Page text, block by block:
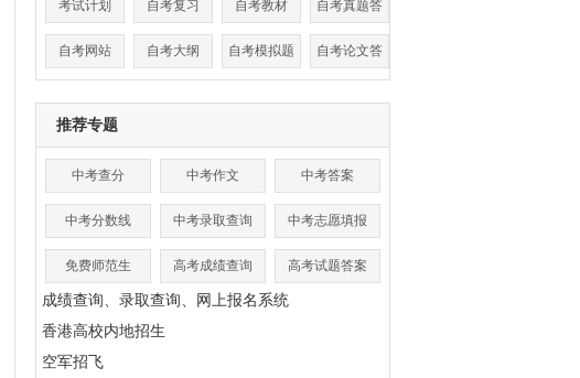
考试计划 自考复习 自考教材 自考真题答
案
自考网站
自考大纲 自考模拟题 自考论文答
辩
推荐专题
中考查分 中考作文 中考答案
中考分数线 中考录取查询 中考志愿填报
免费师范生 高考成绩查询 高考试题答案
成绩查询、录取查询、网上报名系统
香港高校内地招生
空军招飞